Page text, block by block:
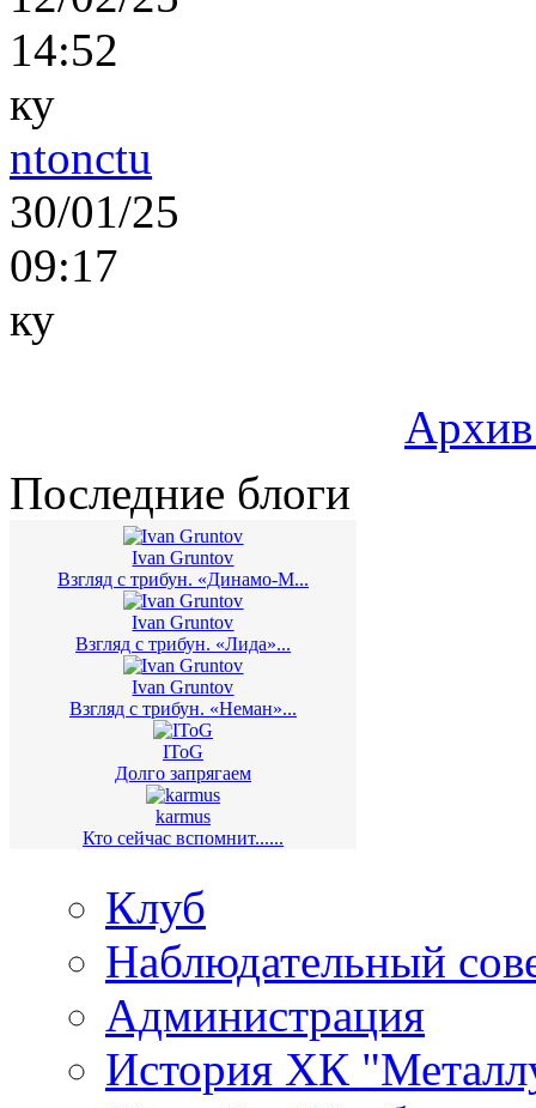
14:52
ку
ntonctu
30/01/25
09:17
ку
Последние блоги
Ivan Gruntov
Взгляд с трибун. «Динамо-М...
Ivan Gruntov
Взгляд с трибун. «Лида»...
Ivan Gruntov
Взгляд с трибун. «Неман»...
IToG
Долго запрягаем
karmus
Кто сейчас вспомнит......
Клуб
Наблюдательный
Администрация
История ХК